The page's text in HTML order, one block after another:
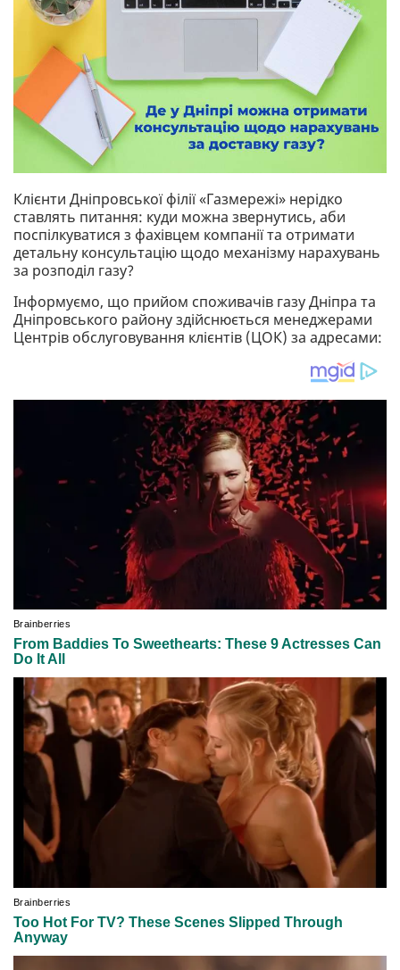
Клієнти Дніпровської філії «Газмережі» нерідко
ставлять питання: куди можна звернутись, аби
поспілкуватися з фахівцем компанії та отримати
детальну консультацію щодо механізму нарахувань
за розподіл газу?
Інформуємо, що прийом споживачів газу Дніпра та
Дніпровського району здійснюється менеджерами
Центрів обслуговування клієнтів (ЦОК) за адресами: